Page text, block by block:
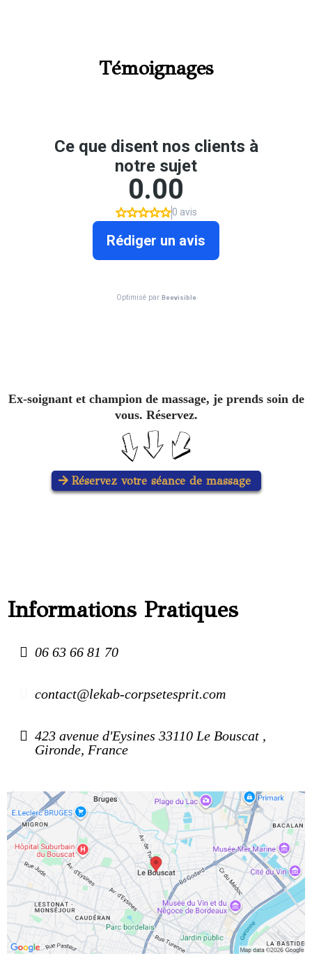
Témoignages
Ex-soignant et champion de massage, je prends soin de
vous. Réservez.
Réservez votre séance de massage
Informations Pratiques
06 63 66 81 70
contact@lekab-corpsetesprit.com
423 avenue d'Eysines 33110 Le Bouscat ,
Gironde, France